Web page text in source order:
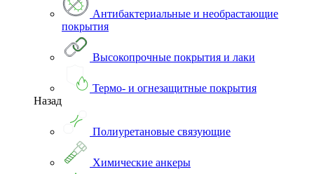
Антибактериальные и необрастающие
покрытия
Высокопрочные покрытия и лаки
Термо- и огнезащитные покрытия
Назад
Полиуретановые связующие
Химические анкеры